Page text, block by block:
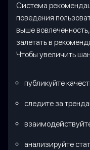
Система
поведения
выше
залетать в
Чтобы увеличить
публикуйте
следите за
анализируйте